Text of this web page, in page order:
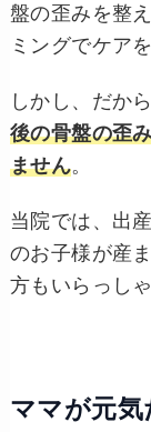
盤の歪みを整
ミングでケア
しかし、だか
後の骨盤の歪
ません。
当院では、出
のお子様が産
方もいらっし
ママが元